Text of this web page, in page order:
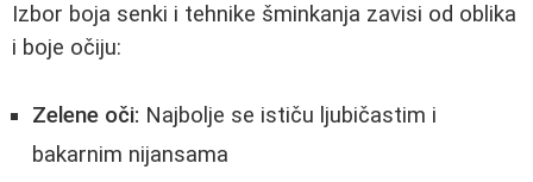
Izbor boja senki i tehnike šminkanja zavisi od oblika
i boje očiju:
Zelene oči: Najbolje se ističu ljubičastim i
bakarnim nijansama